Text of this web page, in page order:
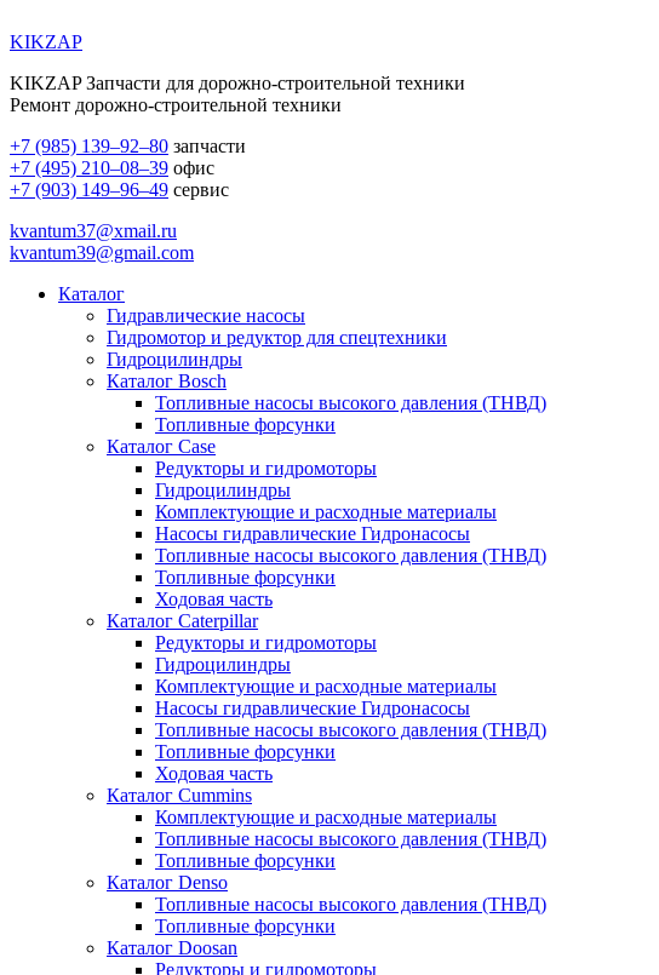
KIKZAP
KIKZAP Запчасти для дорожно-строительной техники
Ремонт дорожно-строительной техники
+7 (985) 139–92–80 запчасти
+7 (495) 210–08–39 офис
+7 (903) 149–96–49 сервис
kvantum37@xmail.ru
kvantum39@gmail.com
Каталог
Гидравлические насосы
Гидромотор и редуктор для спецтехники
Гидроцилиндры
Каталог Bosch
Топливные насосы высокого давления (ТНВД)
Топливные форсунки
Каталог Case
Редукторы и гидромоторы
Гидроцилиндры
Комплектующие и расходные материалы
Насосы гидравлические Гидронасосы
Топливные насосы высокого давления (ТНВД)
Топливные форсунки
Ходовая часть
Каталог Caterpillar
Редукторы и гидромоторы
Гидроцилиндры
Комплектующие и расходные материалы
Насосы гидравлические Гидронасосы
Топливные насосы высокого давления (ТНВД)
Топливные форсунки
Ходовая часть
Каталог Cummins
Комплектующие и расходные материалы
Топливные насосы высокого давления (ТНВД)
Топливные форсунки
Каталог Denso
Топливные насосы высокого давления (ТНВД)
Топливные форсунки
Каталог Doosan
Редукторы и гидромоторы